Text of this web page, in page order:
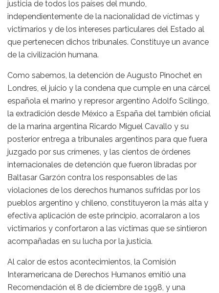
justicia de todos los países del mundo,
independientemente de la nacionalidad de víctimas y
victimarios y de los intereses particulares del Estado al
que pertenecen dichos tribunales. Constituye un avance
de la civilización humana.
Como sabemos, la detención de Augusto Pinochet en
Londres, el juicio y la condena que cumple en una cárcel
española el marino y represor argentino Adolfo Scilingo,
la extradición desde México a España del también oficial
de la marina argentina Ricardo Miguel Cavallo y su
posterior entrega a tribunales argentinos para que fuera
juzgado por sus crímenes, y las cientos de órdenes
internacionales de detención que fueron libradas por
Baltasar Garzón contra los responsables de las
violaciones de los derechos humanos sufridas por los
pueblos argentino y chileno, constituyeron la más alta y
efectiva aplicación de este principio, acorralaron a los
victimarios y confortaron a las víctimas que se sintieron
acompañadas en su lucha por la justicia.
Al calor de estos acontecimientos, la Comisión
Interamericana de Derechos Humanos emitió una
Recomendación el 8 de diciembre de 1998, y una